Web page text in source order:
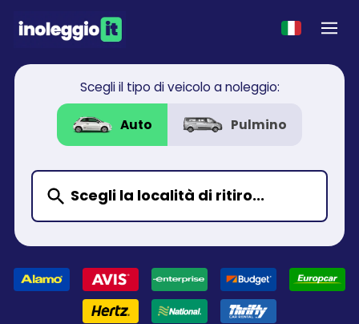
Scegli il tipo di veicolo a noleggio:
Auto Pulmino
Scegli la località di ritiro...